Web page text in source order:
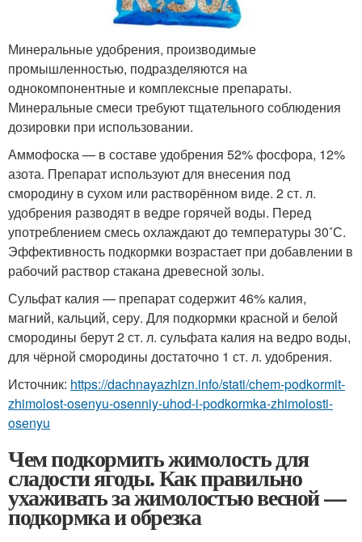
Минеральные удобрения, производимые
промышленностью, подразделяются на
однокомпонентные и комплексные препараты.
Минеральные смеси требуют тщательного соблюдения
дозировки при использовании.
Аммофоска — в составе удобрения 52% фосфора, 12%
азота. Препарат используют для внесения под
смородину в сухом или растворённом виде. 2 ст. л.
удобрения разводят в ведре горячей воды. Перед
употреблением смесь охлаждают до температуры 30˚С.
Эффективность подкормки возрастает при добавлении в
рабочий раствор стакана древесной золы.
Сульфат калия — препарат содержит 46% калия,
магний, кальций, серу. Для подкормки красной и белой
смородины берут 2 ст. л. сульфата калия на ведро воды,
для чёрной смородины достаточно 1 ст. л. удобрения.
Источник: https://dachnayazhizn.info/stati/chem-podkormit-
zhimolost-osenyu-osenniy-uhod-i-podkormka-zhimolosti-
osenyu
Чем подкормить жимолость для
сладости ягоды. Как правильно
ухаживать за жимолостью весной —
подкормка и обрезка